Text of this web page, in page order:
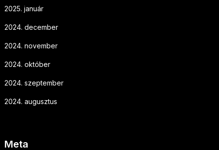
2025. január
2024. december
2024. november
2024. október
2024. szeptember
2024. augusztus
Meta